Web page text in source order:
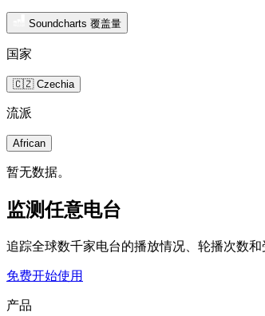
Soundcharts 覆盖量
国家
🇨🇿 Czechia
流派
African
暂无数据。
监测任意电台
追踪全球数千家电台的播放情况、轮播次数和
免费开始使用
产品